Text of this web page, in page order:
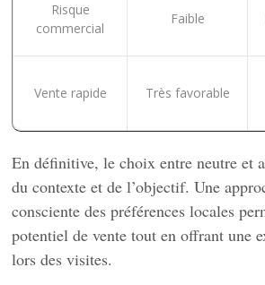
Risque
commercial
Faible
Vente rapide Très favorable
En définitive, le choix entre neutre et
du contexte et de l’objectif. Une
consciente des préférences locales
potentiel de vente tout en offrant une
lors des visites.